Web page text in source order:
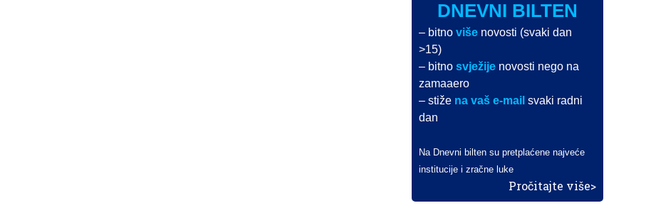
DNEVNI BILTEN
– bitnoviše novosti (svaki dan
>15)
– bitnosvježije novosti nego na
zamaaero
– stiže na vaš e-mail svaki radni
dan
Na Dnevni bilten su pretplaćene najveće
institucije i zračne luke
Pročitajte više>